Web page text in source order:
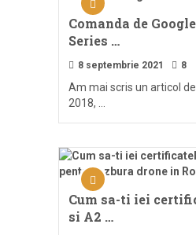
Comanda de
Series …
8 septembrie 2021 8
Am mai scris un articol
2018, …
Cum sa-ti iei
si A2 …